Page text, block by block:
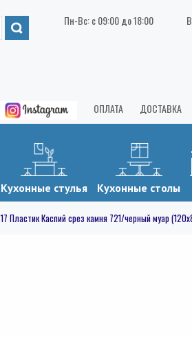
Пн-Вс: с 09:00 до 18:00
ОПЛАТА ДОСТАВКА
Кухонные стулья Кухонные столы
Пластик Каспий срез камня 721/черный муар